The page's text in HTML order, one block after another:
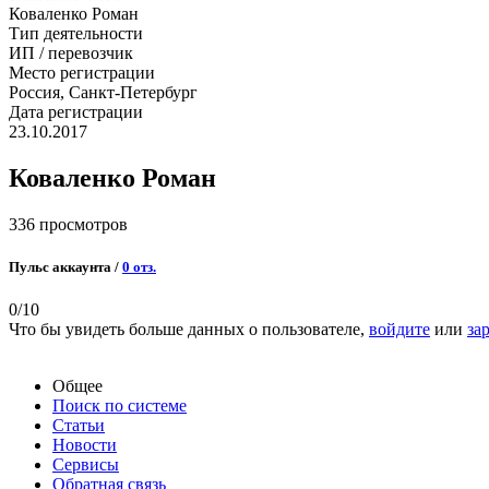
Коваленко Роман
Тип деятельности
ИП / перевозчик
Место регистрации
Россия, Санкт-Петербург
Дата регистрации
23.10.2017
Коваленко Роман
336 просмотров
Пульс аккаунта / 0 отз.
0/10
Что бы увидеть больше данных о пользователе, войдите или
Общее
Поиск по системе
Статьи
Новости
Сервисы
Обратная связь